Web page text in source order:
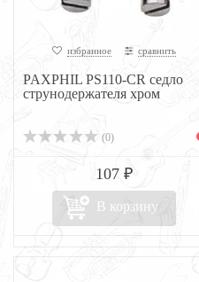
избранное сравнить
PAXPHIL PS110-CR седло
струнодержателя хром
(0)
107 ₽
В корзину